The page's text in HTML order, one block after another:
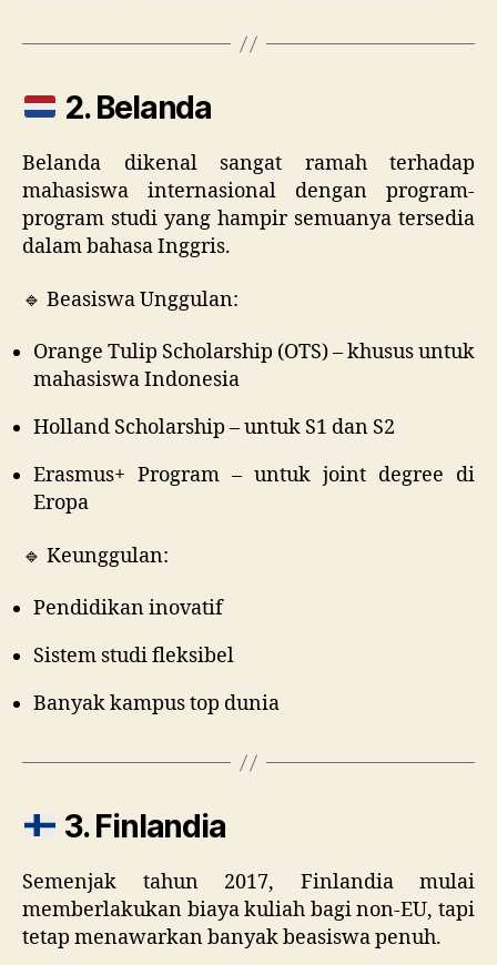
2. Belanda
Belanda dikenal sangat ramah terhadap
mahasiswa internasional dengan program-
program studi yang hampir semuanya tersedia
dalam bahasa Inggris.
🔹 Beasiswa Unggulan:
Orange Tulip Scholarship (OTS) – khusus untuk
mahasiswa Indonesia
Holland Scholarship – untuk S1 dan S2
Erasmus+ Program – untuk joint degree di
Eropa
🔹 Keunggulan:
Pendidikan inovatif
Sistem studi fleksibel
Banyak kampus top dunia
3. Finlandia
Semenjak tahun 2017, Finlandia mulai
memberlakukan biaya kuliah bagi non-EU, tapi
tetap menawarkan banyak beasiswa penuh.